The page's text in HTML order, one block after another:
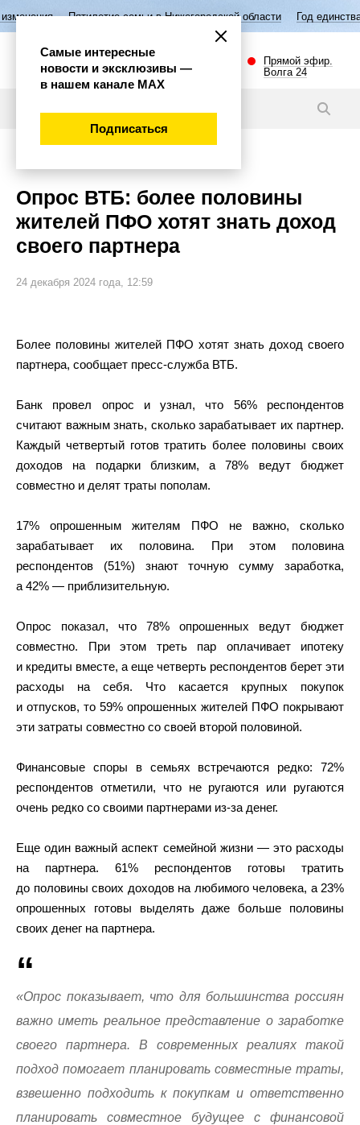
семьи в Нижегородской области Год единства народов
Прямой эфир.
Волга 24
Опрос ВТБ: более половины
жителей ПФО хотят знать доход
своего партнера
24 декабря 2024 года, 12:59
Более половины жителей ПФО хотят знать доход своего
партнера, сообщает пресс-служба ВТБ.
Банк провел опрос и узнал, что 56% респондентов
считают важным знать, сколько зарабатывает их партнер.
Каждый четвертый готов тратить более половины своих
доходов на подарки близким, а 78% ведут бюджет
совместно и делят траты пополам.
17% опрошенным жителям ПФО не важно, сколько
зарабатывает их половина. При этом половина
респондентов (51%) знают точную сумму заработка,
а 42% — приблизительную.
Опрос показал, что 78% опрошенных ведут бюджет
совместно. При этом треть пар оплачивает ипотеку
и кредиты вместе, а еще четверть респондентов берет эти
расходы на себя. Что касается крупных покупок
и отпусков, то 59% опрошенных жителей ПФО покрывают
эти затраты совместно со своей второй половиной.
Финансовые споры в семьях встречаются редко: 72%
респондентов отметили, что не ругаются или ругаются
очень редко со своими партнерами из-за денег.
Еще один важный аспект семейной жизни — это расходы
на партнера. 61% респондентов готовы тратить
до половины своих доходов на любимого человека, а 23%
опрошенных готовы выделять даже больше половины
своих денег на партнера.
«Опрос показывает, что для большинства россиян
важно иметь реальное представление о заработке
своего партнера. В современных реалиях такой
подход помогает планировать совместные траты,
взвешенно подходить к покупкам и ответственно
планировать совместное будущее с финансовой
Самые интересные
новости и эксклюзивы —
в нашем канале МАХ
Подписаться